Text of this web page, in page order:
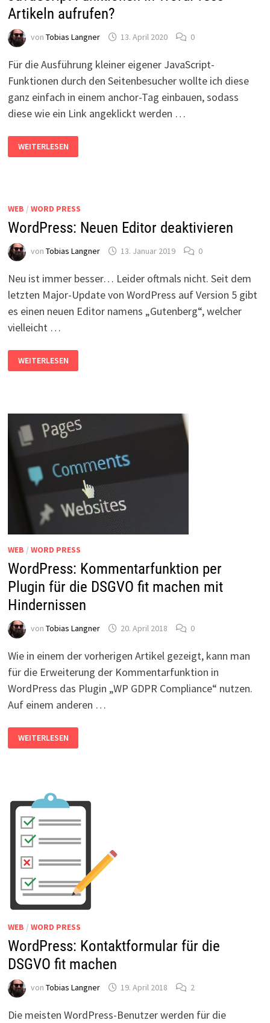
Artikeln aufrufen?
von Tobias Langner 13. April 2020 0
Für die Ausführung kleiner eigener JavaScript-
Funktionen durch den Seitenbesucher wollte ich diese
ganz einfach in einem anchor-Tag einbauen, sodass
diese wie ein Link angeklickt werden …
JAVASCRIPT-
FUNKTIONEN
IN
WEITERLESEN
WEB / WORD PRESS
WordPress: Neuen Editor deaktivieren
von Tobias Langner 13. Januar 2019 0
Neu ist immer besser… Leider oftmals nicht. Seit dem
letzten Major-Update von WordPress auf Version 5 gibt
es einen neuen Editor namens „Gutenberg“, welcher
vielleicht …
WORDPRESS:
NEUEN
EDITOR
WEITERLESEN
WEB / WORD PRESS
WordPress: Kommentarfunktion per
Plugin für die DSGVO fit machen mit
Hindernissen
von Tobias Langner 20. April 2018 0
Wie in einem der vorherigen Artikel gezeigt, kann man
für die Erweiterung der Kommentarfunktion in
WordPress das Plugin „WP GDPR Compliance“ nutzen.
Auf einem anderen …
WORDPRESS:
KOMMENTARFUNKTION
PER
MACHEN
MIT
HINDERNISSEN
WEITERLESEN
WEB / WORD PRESS
WordPress: Kontaktformular für die
DSGVO fit machen
von Tobias Langner 19. April 2018 2
Die meisten WordPress-Benutzer werden für die